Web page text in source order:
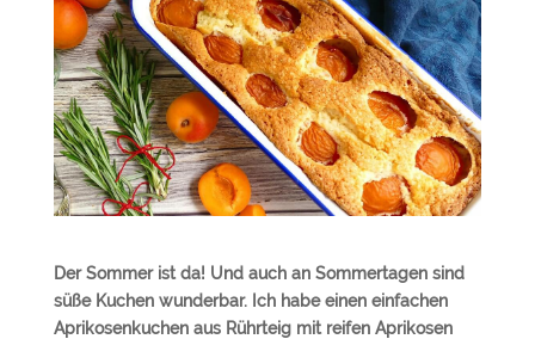
Der Sommer ist da! Und auch an Sommertagen sind
süße Kuchen wunderbar. Ich habe einen einfachen
Aprikosenkuchen aus Rührteig mit reifen Aprikosen